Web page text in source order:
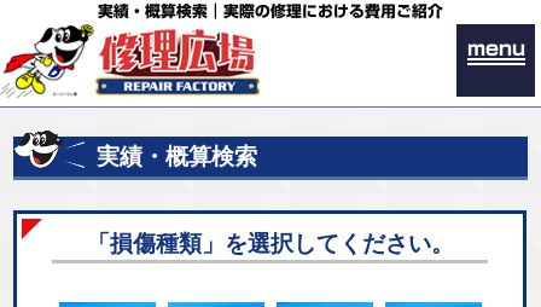
実績・概算検索｜実際の修理における費用ご紹介
menu
実績・概算検索
「損傷種類」を選択してください。